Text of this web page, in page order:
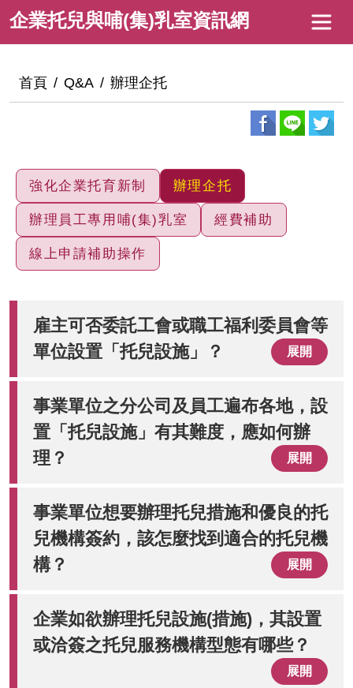
到企
業
托
兒
(集)
乳
室
資
企業托兒與哺(集)乳室資訊網
:::
首頁 Q&A 辦理企托
強化企業托育新制 辦理企托
辦理員工專用哺(集)乳室 經費補助
線上申請補助操作
雇主可否委託工會或職工福利委員會等
單位設置「托兒設施」？
展開
事業單位之分公司及員工遍布各地，設
置「托兒設施」有其難度，應如何辦
理？
展開
事業單位想要辦理托兒措施和優良的托
兒機構簽約，該怎麼找到適合的托兒機
構？
展開
企業如欲辦理托兒設施(措施)，其設置
或洽簽之托兒服務機構型態有哪些？
展開